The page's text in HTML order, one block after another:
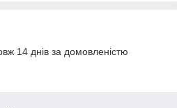
14 днів за домовленістю